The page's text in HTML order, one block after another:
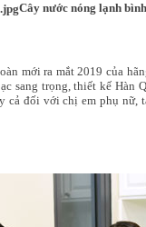
Cây nước nóng lạnh
mới ra mắt 2019 của
sang trọng, thiết kế
cả đối với chị em phụ